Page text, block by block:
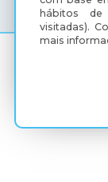
hábitos de
visitadas).
mais
Rua Coelho